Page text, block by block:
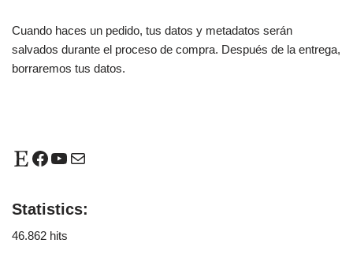
Cuando haces un pedido, tus datos y metadatos serán
salvados durante el proceso de compra. Después de la entrega,
borraremos tus datos.
Statistics:
46.862 hits